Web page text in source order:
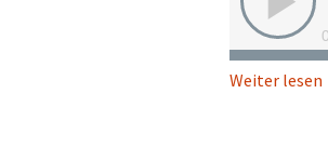
Weiter lesen